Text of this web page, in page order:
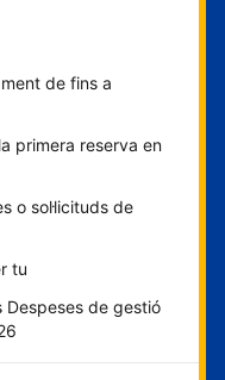
de fins a
primera reserva en
o sol·licituds de
tu
Despeses de gestió